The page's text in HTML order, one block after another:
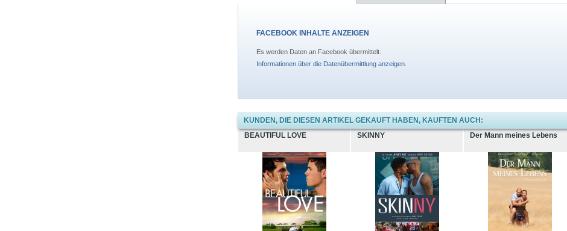
FACEBOOK INHALTE ANZEIGEN
Es werden Daten an Facebook übermittelt.
Informationen über die Datenübermittlung anzeigen.
KUNDEN, DIE DIESEN ARTIKEL GEKAUFT HABEN, KAUFTEN AUCH:
BEAUTIFUL LOVE
SKINNY Der Mann meines Lebens